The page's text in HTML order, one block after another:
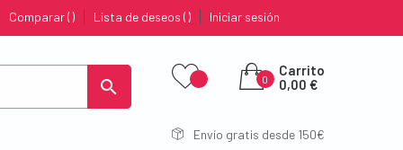
Iniciar sesión
Lista de deseos
Comparar
 0
Carrito
0,00 €
Envío gratis desde 150€